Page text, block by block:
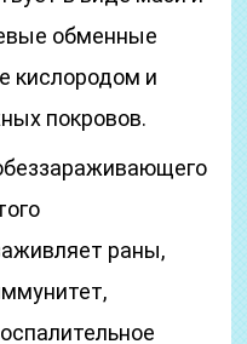
обменные
кислородом и
покровов.
раны,